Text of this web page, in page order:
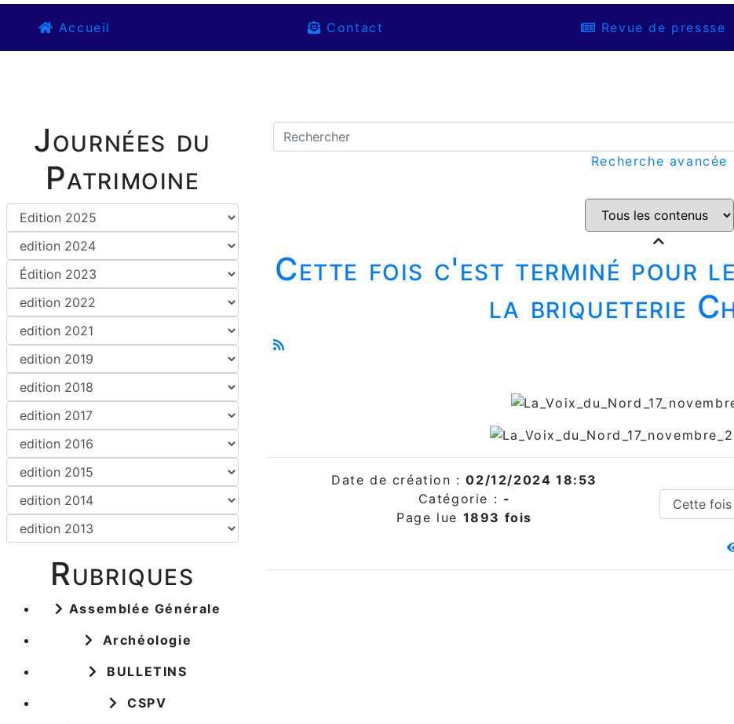
Accueil Contact Revue de pressse
Journées du
Patrimoine
Rubriques
Assemblée Générale
Archéologie
BULLETINS
CSPV
Recherche avancée
Cette fois c'est terminé pour
la briqueterie
Date de création :02/12/2024 18:53
Catégorie : -
Page lue 1893 fois